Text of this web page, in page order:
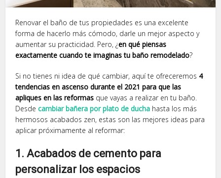
Renovar el baño de tus propiedades es una excelente
forma de hacerlo más cómodo, darle un mejor aspecto y
aumentar su practicidad. Pero, ¿en qué piensas
exactamente cuando te imaginas tu baño remodelado?
Si no tienes ni idea de qué cambiar, aquí te ofreceremos 4
tendencias en ascenso durante el 2021 para que las
apliques en las reformas que vayas a realizar en tu baño.
Desde cambiar bañera por plato de ducha hasta los más
hermosos acabados zen, estas son las mejores ideas para
aplicar próximamente al reformar:
1. Acabados de cemento para
personalizar los espacios